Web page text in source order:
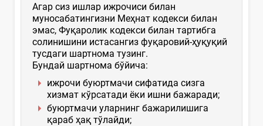
Агар сиз ишлар ижрочиси билан
муносабатингизни Меҳнат кодекси билан
эмас, Фуқаролик кодекси билан тартибга
солинишини истасангиз фуқаровий-ҳуқуқий
тусдаги шартнома тузинг.
Бундай шартнома бўйича:
ижрочи буюртмачи сифатида сизга
хизмат кўрсатади ёки ишни бажаради;
буюртмачи уларнинг бажарилишига
қараб ҳақ тўлайди;